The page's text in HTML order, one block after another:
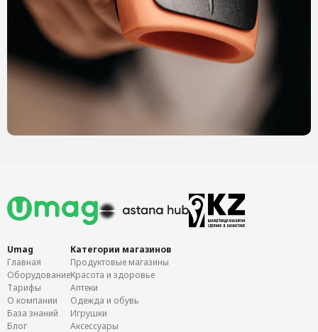
Umag
Главная
Оборудование
Тарифы
О компании
База знаний
Блог
Категории магазинов
Продуктовые магазины
Красота и здоровье
Аптеки
Одежда и обувь
Игрушки
Аксессуары